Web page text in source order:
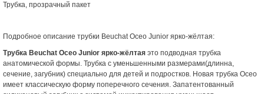
Трубка, прозрачный пакет
Подробное описание трубки Beuchat Oceo Junior ярко-жёлтая:
Трубка Beuchat Oceo Junior ярко-жёлтая это подводная трубка
анатомической формы. Трубка с уменьшенными размерами(длинна,
сечение, загубник) специально для детей и подростков. Новая трубка Oceo
имеет классическую форму поперечного сечения. Запатентованный